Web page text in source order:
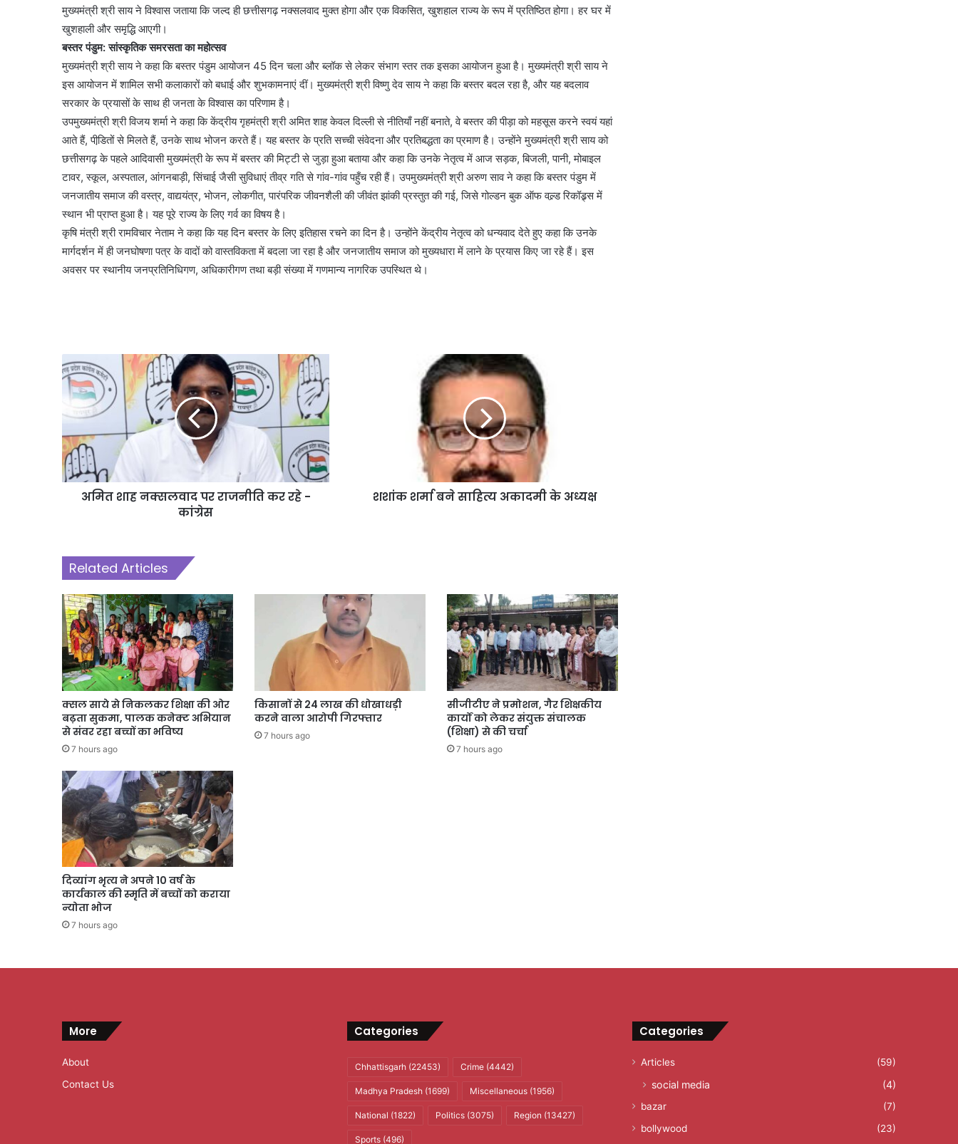
मुख्यमंत्री श्री साय ने विश्वास जताया कि जल्द ही छत्तीसगढ़ नक्सलवाद मुक्त होगा और एक विकसित, खुशहाल राज्य के रूप में प्रतिष्ठित होगा। हर घर में
खुशहाली और समृद्धि आएगी।
बस्तर पंडुम: सांस्कृतिक समरसता का महोत्सव
मुख्यमंत्री श्री साय ने कहा कि बस्तर पंडुम आयोजन 45 दिन चला और ब्लॉक से लेकर संभाग स्तर तक इसका आयोजन हुआ है। मुख्यमंत्री श्री साय ने
इस आयोजन में शामिल सभी कलाकारों को बधाई और शुभकामनाएं दीं। मुख्यमंत्री श्री विष्णु देव साय ने कहा कि बस्तर बदल रहा है, और यह बदलाव
सरकार के प्रयासों के साथ ही जनता के विश्वास का परिणाम है।
उपमुख्यमंत्री श्री विजय शर्मा ने कहा कि केंद्रीय गृहमंत्री श्री अमित शाह केवल दिल्ली से नीतियाँ नहीं बनाते, वे बस्तर की पीड़ा को महसूस करने स्वयं यहां
आते हैं, पीडि़तों से मिलते हैं, उनके साथ भोजन करते हैं। यह बस्तर के प्रति सच्ची संवेदना और प्रतिबद्धता का प्रमाण है। उन्होंने मुख्यमंत्री श्री साय को
छत्तीसगढ़ के पहले आदिवासी मुख्यमंत्री के रूप में बस्तर की मिट्टी से जुड़ा हुआ बताया और कहा कि उनके नेतृत्व में आज सड़क, बिजली, पानी, मोबाइल
टावर, स्कूल, अस्पताल, आंगनबाड़ी, सिंचाई जैसी सुविधाएं तीव्र गति से गांव-गांव पहुँच रही हैं। उपमुख्यमंत्री श्री अरुण साव ने कहा कि बस्तर पंडुम में
जनजातीय समाज की वस्त्र, वाद्ययंत्र, भोजन, लोकगीत, पारंपरिक जीवनशैली की जीवंत झांकी प्रस्तुत की गई, जिसे गोल्डन बुक ऑफ वल्र्ड रिकॉड्र्स में
स्थान भी प्राप्त हुआ है। यह पूरे राज्य के लिए गर्व का विषय है।
कृषि मंत्री श्री रामविचार नेताम ने कहा कि यह दिन बस्तर के लिए इतिहास रचने का दिन है। उन्होंने केंद्रीय नेतृत्व को धन्यवाद देते हुए कहा कि उनके
मार्गदर्शन में ही जनघोषणा पत्र के वादों को वास्तविकता में बदला जा रहा है और जनजातीय समाज को मुख्यधारा में लाने के प्रयास किए जा रहे हैं। इस
अवसर पर स्थानीय जनप्रतिनिधिगण, अधिकारीगण तथा बड़ी संख्या में गणमान्य नागरिक उपस्थित थे।
अमित शाह नक्सलवाद पर राजनीति कर रहे -
कांग्रेस
शशांक शर्मा बने साहित्य अकादमी के अध्यक्ष
Related Articles
क्सल साये से निकलकर शिक्षा की ओर
बढ़ता सुकमा, पालक कनेक्ट अभियान
से संवर रहा बच्चों का भविष्य
7 hours ago
किसानों से 24 लाख की धोखाधड़ी
करने वाला आरोपी गिरफ्तार
7 hours ago
सीजीटीए ने प्रमोशन, गैर शिक्षकीय
कार्यों को लेकर संयुक्त संचालक
(शिक्षा) से की चर्चा
7 hours ago
दिव्यांग भृत्य ने अपने 10 वर्ष के
कार्यकाल की स्मृति में बच्चों को कराया
न्योता भोज
7 hours ago
More
About
Contact Us
Categories
Chhattisgarh(22453) Crime(4442)
Madhya Pradesh(1699) Miscellaneous(1956)
National (1822) Politics(3075) Region (13427)
Sports(496)
Categories
Articles (59)
social media (4)
bazar
(7)
bollywood
(23)